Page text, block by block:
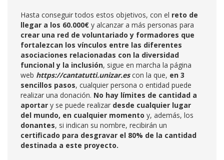
Hasta conseguir todos estos objetivos, con el reto de
llegar a los 60.000€ y alcanzar a más personas para
crear una red de voluntariado y formadores que
fortalezcan los vínculos entre las diferentes
asociaciones relacionadas con la diversidad
funcional y la inclusión, sigue en marcha la página
web https://cantatutti.unizar.escon la que, en 3
sencillos pasos, cualquier persona o entidad puede
realizar una donación. No hay límites de cantidad a
aportar y se puede realizar desde cualquier lugar
del mundo, en cualquier momento y, además, los
donantes, si indican su nombre, recibirán un
certificado para desgravar el 80% de la cantidad
destinada a este proyecto.